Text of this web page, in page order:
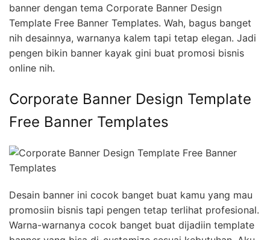
banner dengan tema Corporate Banner Design
Template Free Banner Templates. Wah, bagus banget
nih desainnya, warnanya kalem tapi tetap elegan. Jadi
pengen bikin banner kayak gini buat promosi bisnis
online nih.
Corporate Banner Design Template
Free Banner Templates
Desain banner ini cocok banget buat kamu yang mau
promosiin bisnis tapi pengen tetap terlihat profesional.
Warna-warnanya cocok banget buat dijadiin template